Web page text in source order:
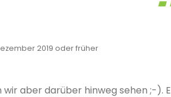
2019 oder früher
aber darüber hinweg sehen ;-).